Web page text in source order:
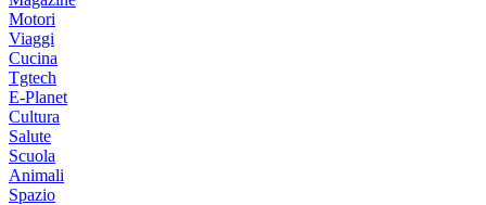
Motori
Viaggi
Cucina
Tgtech
E-Planet
Cultura
Salute
Scuola
Animali
Spazio